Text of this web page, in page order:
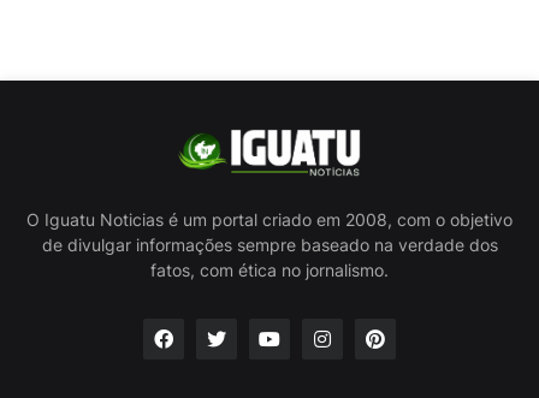
O Iguatu Noticias é um portal criado em 2008, com o objetivo
de divulgar informações sempre baseado na verdade dos
fatos, com ética no jornalismo.